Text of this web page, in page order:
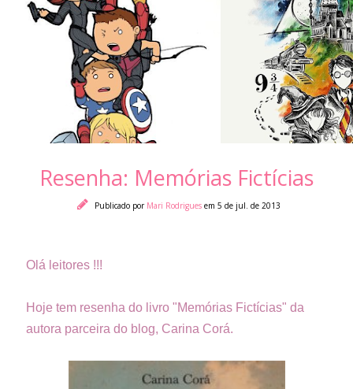
Resenha: Memórias Fictícias
Publicado por Mari Rodrigues em 5 de jul. de 2013
Olá leitores !!!
Hoje tem resenha do livro "Memórias Fictícias" da
autora parceira do blog, Carina Corá.